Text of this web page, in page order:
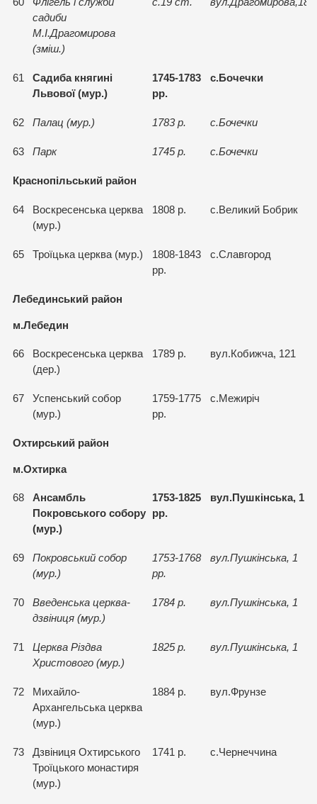
60
Флiгель i служби
садиби
М.І.Драгомирова
(змiш.)
с.19 ст. вул.Драгомирова,18
61
Садиба княгинi
Львової (мур.)
1745-1783
рр.
с.Бочечки
62 Палац (мур.) 1783 р. с.Бочечки
63 Парк 1745 р. с.Бочечки
Краснопільський район
64
Воскресенська церква
(мур.)
1808 р. с.Великий Бобрик
65 Троїцька церква (мур.)
1808-1843
рр.
с.Славгород
Лебединський район
м.Лебедин
66
Воскресенська церква
(дер.)
1789 р. вул.Кобижча, 121
67
Успенський собор
(мур.)
1759-1775
рр.
с.Межирiч
Охтирський район
м.Охтирка
68
Ансамбль
Покровського собору
(мур.)
1753-1825
рр.
вул.Пушкінська, 1
69
Покровський собор
(мур.)
1753-1768
рр.
вул.Пушкінська, 1
70
Введенська церква-
дзвiниця (мур.)
1784 р. вул.Пушкінська, 1
71
Церква Рiздва
Христового (мур.)
1825 р. вул.Пушкінська, 1
72
Михайло-
Архангельська церква
(мур.)
1884 р. вул.Фрунзе
73
Дзвiниця Охтирського
Троїцького монастиря
(мур.)
1741 р. с.Чернеччина